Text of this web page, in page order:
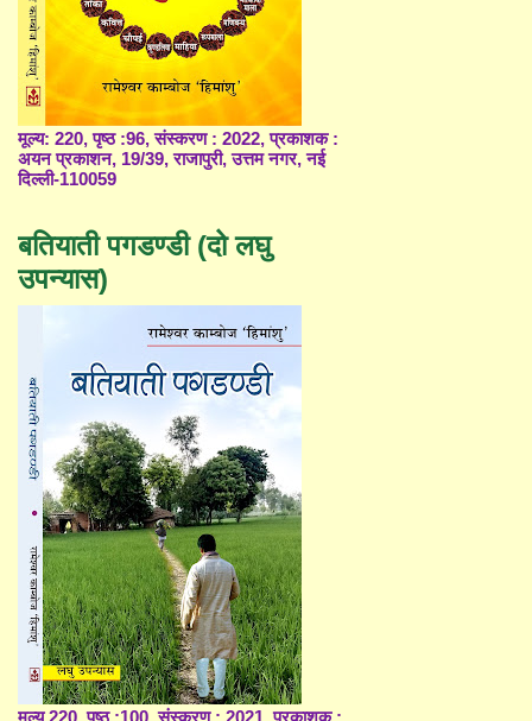
मूल्य: 220, पृष्ठ :96, संस्करण : 2022, प्रकाशक :
अयन प्रकाशन, 19/39, राजापुरी, उत्तम नगर, नई
दिल्ली-110059
बतियाती पगडण्डी (दो लघु
उपन्यास)